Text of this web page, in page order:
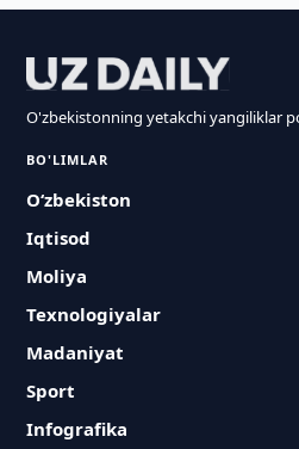
O'zbekistonning yetakchi yangiliklar
BO'LIMLAR
O‘zbekiston
Iqtisod
Moliya
Texnologiyalar
Madaniyat
Sport
Infografika